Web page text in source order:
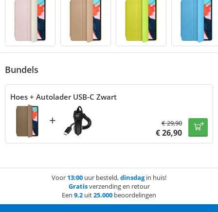
Bundels
Hoes + Autolader USB-C Zwart
+ €29,90
€26,90
Voor 13:00 uur besteld,dinsdagin huis!
Gratisverzending en retour
Een 9.2 uit25.000 beoordelingen